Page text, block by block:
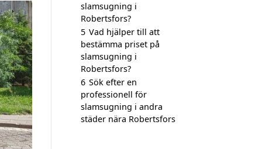
slamsugning i
Robertsfors?
5 Vad hjälper till att
bestämma priset på
slamsugning i
Robertsfors?
6 Sök efter en
professionell för
slamsugning i andra
städer nära Robertsfors